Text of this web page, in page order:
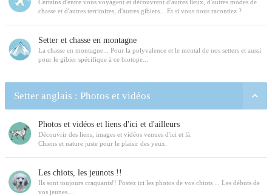
Certains d'entre vous voyagent et découvrent d'autres lieux, d'autres modes de
chasse et d'autres territoires, d'autres gibiers... Et si vous nous racontiez ?
Setter et chasse en montagne
La chasse en montagne... Pour la polyvalence et le mental de nos setters et aussi
pour le gibier spécifique à ce biotope...
Setter anglais : Photos et vidéos
Photos et vidéos et liens d'ici et d'ailleurs
Découvrir des liens, images et vidéos venues d'ici et là.
Chiens et nature juste pour le plaisir des yeux.
Les chiots, les jeunots !!
Ils sont toujours craquants!! Postez ici les photos de vos chiots ... Les débuts de
vos jeunes....